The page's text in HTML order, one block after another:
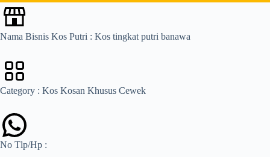
Nama Bisnis Kos Putri : Kos tingkat putri banawa
Category : Kos Kosan Khusus Cewek
No Tlp/Hp :